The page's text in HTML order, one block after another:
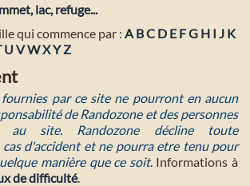
lac, refuge...
qui commence par : A BC D E FG H I J K
U VWXYZ
par ce site ne pourront en aucun
de Randozone et des personnes
au site. Randozone décline toute
d'accident et ne pourra etre tenu pour
manière que ce soit. Informations à
de difficulté.